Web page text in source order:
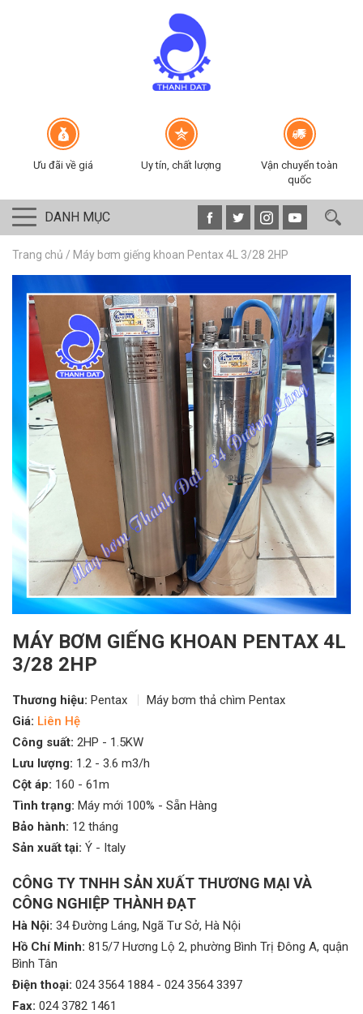
Ưu đãi về giá Uy tín, chất lượng
Vận chuyển toàn
quốc
DANH MỤC
Trang chủ / Máy bơm giếng khoan Pentax 4L 3/28 2HP
MÁY BƠM GIẾNG KHOAN PENTAX 4L
3/28 2HP
Thương hiệu: Pentax
Máy bơm thả chìm Pentax
Giá: Liên Hệ
Công suất: 2HP - 1.5KW
Lưu lượng: 1.2 - 3.6 m3/h
Cột áp: 160 - 61m
Tình trạng: Máy mới 100% - Sẵn Hàng
Bảo hành: 12 tháng
Sản xuất tại: Ý - Italy
CÔNG TY TNHH SẢN XUẤT THƯƠNG MẠI VÀ
CÔNG NGHIỆP THÀNH ĐẠT
Hà Nội: 34 Đường Láng, Ngã Tư Sở, Hà Nội
Hồ Chí Minh: 815/7 Hương Lộ 2, phường Bình Trị Đông A, quận
Bình Tân
Điện thoại: 024 3564 1884- 024 3564 3397
Fax: 024 3782 1461